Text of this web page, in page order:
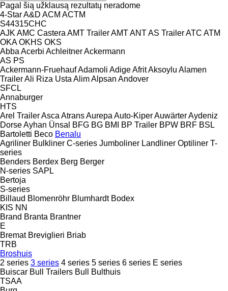
Pagal šią užklausą rezultatų neradome
4-StarA&D ACM ACTM
S44315CHC
AJK AMC Castera AMT TrailerAMTANTAS TrailerATC ATM
OKA OKHS OKS
Abba Acerbi AchleitnerAckermann
AS PS
Ackermann-FruehaufAdamoli AdigeAfritAksoylu Alamen
TrailerAli Riza Usta AlimAlpsan Andover
SFCL
Annaburger
HTS
Arel TrailerAsca AtransAurepa Auto-KiperAuwärterAydeniz
DorseAyhan Ünsal BFG BG BMI BP Trailer BPW BRF BSL
Bartoletti Beco Benalu
Agriliner Bulkliner C-series Jumboliner Landliner Optiliner T-
series
Benders Berdex Berg Berger
N-series SAPL
Bertoja
S-series
Billaud Blomenröhr Blumhardt Bodex
KIS NN
Brand Branta Brantner
E
Bremat Breviglieri Briab
TRB
Broshuis
2 series 3 series 4 series 5 series 6 series E series
Buiscar Bull Trailers Bull
Bulthuis
TSAA